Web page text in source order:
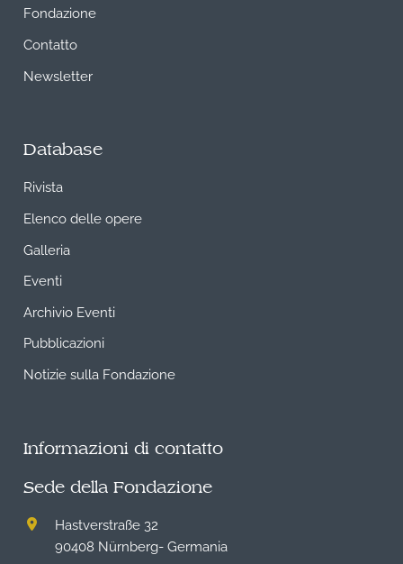
Fondazione
Contatto
Newsletter
Database
Rivista
Elenco delle opere
Galleria
Eventi
Archivio Eventi
Pubblicazioni
Notizie sulla Fondazione
Informazioni di contatto
Sede della Fondazione
Hastverstraße 32
90408 Nürnberg- Germania